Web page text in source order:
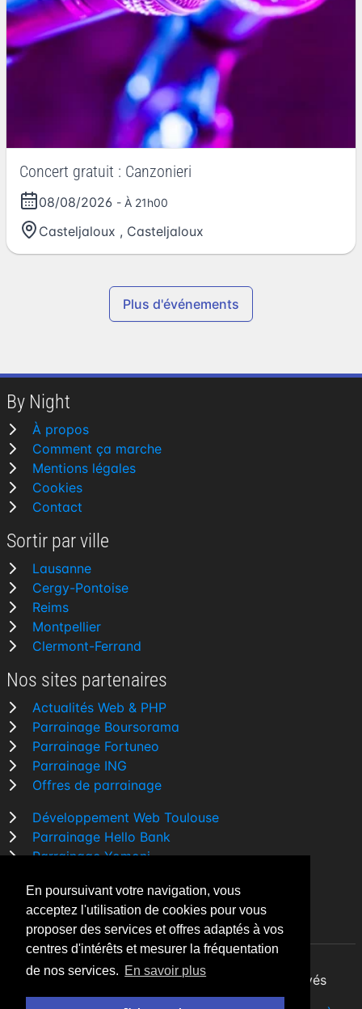
En poursuivant votre navigation, vous
acceptez l'utilisation de cookies pour vous
proposer des services et offres adaptés à vos
centres d'intérêts et mesurer la fréquentation
de nos services. En savoir plus
Concert gratuit : Canzonieri
08/08/2026 - À 21h00
Casteljaloux , Casteljaloux
Plus d'événements
By Night
À propos
Comment ça marche
Mentions légales
Cookies
Contact
Sortir par ville
Lausanne
Cergy-Pontoise
Reims
Montpellier
Clermont-Ferrand
Nos sites partenaires
Actualités Web & PHP
Parrainage Boursorama
Parrainage Fortuneo
Parrainage ING
Offres de parrainage
Développement Web Toulouse
Parrainage Hello Bank
Parrainage Yomoni
Comparatif banque
By Night v5.7.3| © 2026 - Tous droits réservés